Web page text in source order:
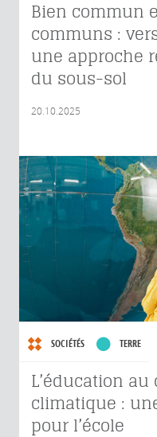
Bien commun
communs :
une approche
du sous-sol
20.10.2025
SOCIÉTÉS TERRE
L’éducation
climatique :
pour l’école